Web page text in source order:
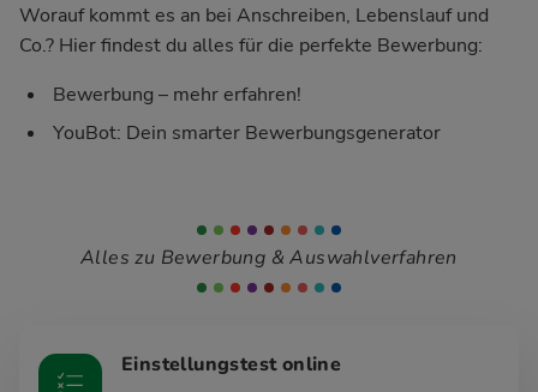
Worauf kommt es an bei Anschreiben, Lebenslauf und
Co.? Hier findest du alles für die perfekte Bewerbung:
Bewerbung – mehr erfahren!
YouBot: Dein smarter Bewerbungsgenerator
Alles zu Bewerbung & Auswahlverfahren
Einstellungstest online